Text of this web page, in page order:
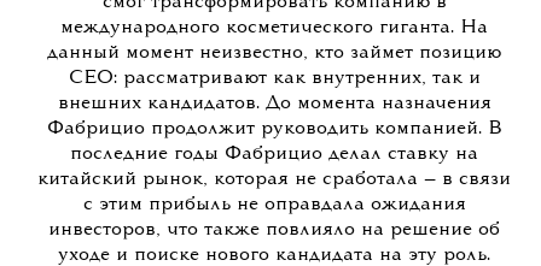
международного косметического гиганта. На
данный момент неизвестно, кто займет позицию
CEO: рассматривают как внутренних, так и
внешних кандидатов. До момента назначения
Фабрицио продолжит руководить компанией. В
последние годы Фабрицио делал ставку на
китайский рынок, которая не сработала — в связи
с этим прибыль не оправдала ожидания
инвесторов, что также повлияло на решение об
уходе и поиске нового кандидата на эту роль.